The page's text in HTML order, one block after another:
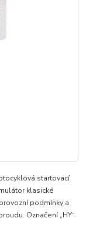
startovací
klasické
podmínky a
Označení „HY“